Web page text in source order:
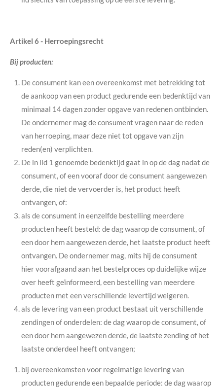
Artikel 6 - Herroepingsrecht
Bij producten:
De consument kan een overeenkomst met betrekking tot
de aankoop van een product gedurende een bedenktijd van
minimaal 14 dagen zonder opgave van redenen ontbinden.
De ondernemer mag de consument vragen naar de reden
van herroeping, maar deze niet tot opgave van zijn
reden(en) verplichten.
De in lid 1 genoemde bedenktijd gaat in op de dag nadat de
consument, of een vooraf door de consument aangewezen
derde, die niet de vervoerder is, het product heeft
ontvangen, of:
als de consument in eenzelfde bestelling meerdere
producten heeft besteld: de dag waarop de consument, of
een door hem aangewezen derde, het laatste product heeft
ontvangen. De ondernemer mag, mits hij de consument
hier voorafgaand aan het bestelproces op duidelijke wijze
over heeft geïnformeerd, een bestelling van meerdere
producten met een verschillende levertijd weigeren.
als de levering van een product bestaat uit verschillende
zendingen of onderdelen: de dag waarop de consument, of
een door hem aangewezen derde, de laatste zending of het
laatste onderdeel heeft ontvangen;
bij overeenkomsten voor regelmatige levering van
producten gedurende een bepaalde periode: de dag waarop